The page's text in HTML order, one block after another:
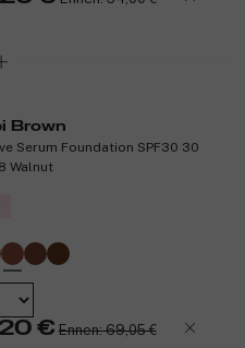
Brown
Serum Foundation SPF30 30
Walnut
€ Ennen: 69,05 €